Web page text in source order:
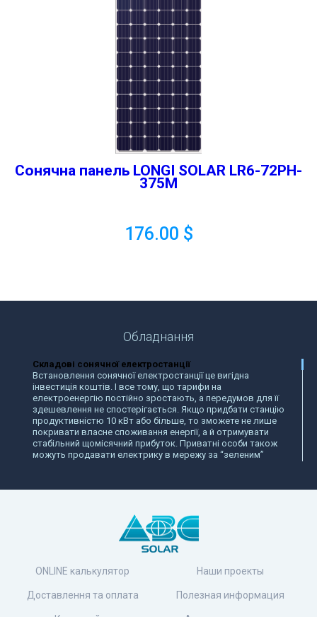
Сонячна панель LONGI SOLAR LR6-72PH-
375M
176.00 $
Обладнання
Складові сонячної електростанції
Встановлення сонячної електростанції це вигідна
інвестиція коштів. І все тому, що тарифи на
електроенергію постійно зростають, а передумов для її
здешевлення не спостерігається. Якщо придбати станцію
продуктивністю 10 кВт або більше, то зможете не лише
покривати власне споживання енергії, а й отримувати
стабільний щомісячний прибуток. Приватні особи також
можуть продавати електрику в мережу за “зеленим”
Україні?
завдання — виробляти електроенергію. Панелі
вловлюють сонячне світло, перетворюючи енергію в
електрострум. Панелі бувають як моно-, так і
корисної дії (до 22%) через те, що сонячне обладнання
робиться на основі чистого кремнію.
Полікристалічні панелі виробляються також з додаванням
відходів кремнієвого виробництва, тому їх ККД дещо
нижчий та сягає 18%.
ONLINE калькулятор
Доставлення та оплата
Наши проекты
Полезная информация